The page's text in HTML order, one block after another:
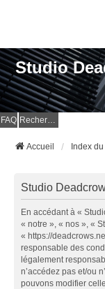
Studio
FAQ Rechercher
Accueil Index
Studio
En accédant à «
« notre », « nos », «
« https://
responsable des
légalement
n’accédez pas et/ou
pouvons modifier